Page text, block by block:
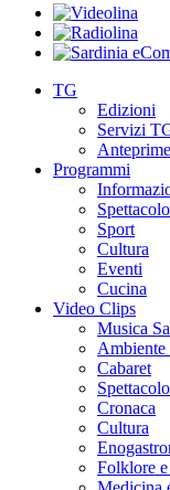
TG
Edizioni
Servizi
Anteprime
Programmi
Spettacolo
Sport
Cultura
Eventi
Cucina
Video Clips
Musica
Ambiente
Cabaret
Spettacolo
Cronaca
Cultura
Folklore